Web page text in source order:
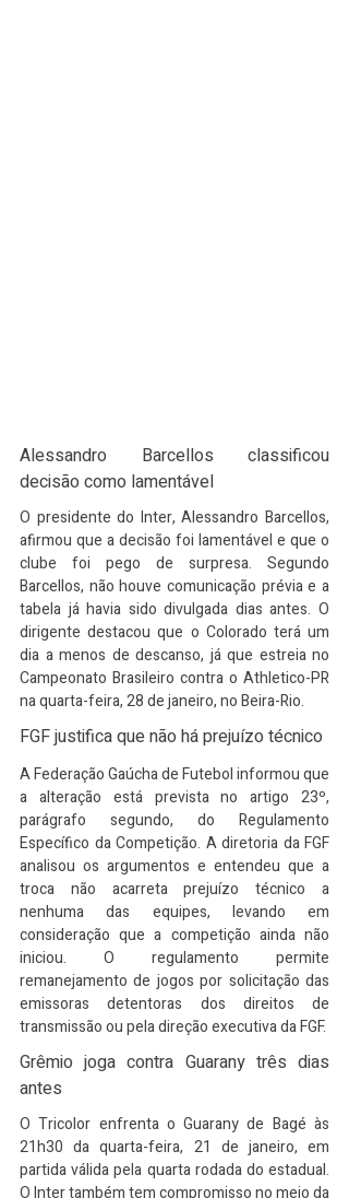
Alessandro Barcellos classificou
decisão como lamentável
O presidente do Inter, Alessandro Barcellos,
afirmou que a decisão foi lamentável e que o
clube foi pego de surpresa. Segundo
Barcellos, não houve comunicação prévia e a
tabela já havia sido divulgada dias antes. O
dirigente destacou que o Colorado terá um
dia a menos de descanso, já que estreia no
Campeonato Brasileiro contra o Athletico-PR
na quarta-feira, 28 de janeiro, no Beira-Rio.​
FGF justifica que não há prejuízo técnico
A Federação Gaúcha de Futebol informou que
a alteração está prevista no artigo 23º,
parágrafo segundo, do Regulamento
Específico da Competição. A diretoria da FGF
analisou os argumentos e entendeu que a
troca não acarreta prejuízo técnico a
nenhuma das equipes, levando em
consideração que a competição ainda não
iniciou. O regulamento permite
remanejamento de jogos por solicitação das
emissoras detentoras dos direitos de
transmissão ou pela direção executiva da FGF.​
Grêmio joga contra Guarany três dias
antes
O Tricolor enfrenta o Guarany de Bagé às
21h30 da quarta-feira, 21 de janeiro, em
partida válida pela quarta rodada do estadual.
O Inter também tem compromisso no meio da